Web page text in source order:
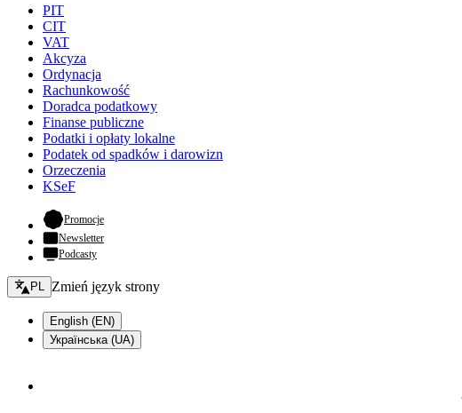
PIT
CIT
VAT
Akcyza
Ordynacja
Rachunkowość
Doradca podatkowy
Finanse publiczne
Podatki i opłaty lokalne
Podatek od spadków i darowizn
Orzeczenia
KSeF
Promocje- otwiera się w nowej karcie
Newsletter
Podcasty
Zmień język - bieżący:
PL Zmień język strony
English (EN)
Українська (UA)